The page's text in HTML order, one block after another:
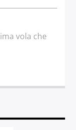
vola che